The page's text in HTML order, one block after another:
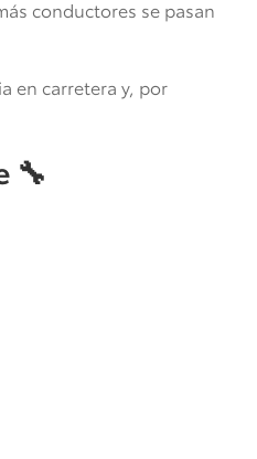
conductores se pasan
en carretera y, por
🔧